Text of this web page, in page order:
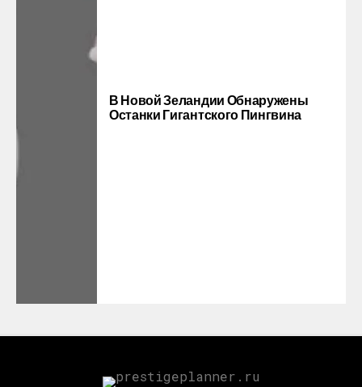
В Новой Зеландии Обнаружены
Останки Гигантского Пингвина